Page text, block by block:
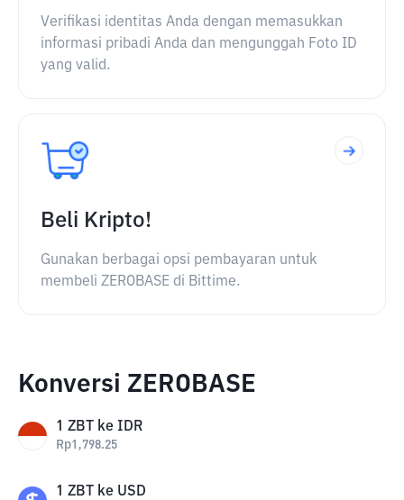
Verifikasi identitas Anda dengan memasukkan
informasi pribadi Anda dan mengunggah Foto ID
yang valid.
Beli Kripto!
Gunakan berbagai opsi pembayaran untuk
membeli ZEROBASE di Bittime.
Konversi ZEROBASE
1 ZBT ke IDR
Rp1,798.25
1 ZBT ke USD